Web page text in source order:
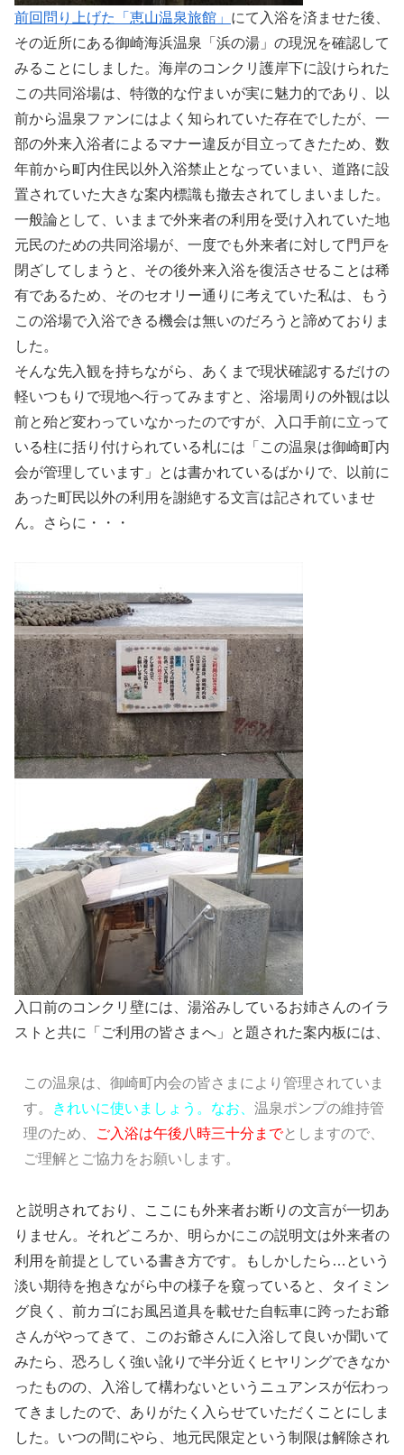
前回問り上げた「恵山温泉旅館」 にて入浴を済ませた後、
その近所にある御崎海浜温泉「浜の湯」の現況を確認して
みることにしました。海岸のコンクリ護岸下に設けられた
この共同浴場は、特徴的な佇まいが実に魅力的であり、以
前から温泉ファンにはよく知られていた存在でしたが、一
部の外来入浴者によるマナー違反が目立ってきたため、数
年前から町内住民以外入浴禁止となっていまい、道路に設
置されていた大きな案内標識も撤去されてしまいました。
一般論として、いままで外来者の利用を受け入れていた地
元民のための共同浴場が、一度でも外来者に対して門戸を
閉ざしてしまうと、その後外来入浴を復活させることは稀
有であるため、そのセオリー通りに考えていた私は、もう
この浴場で入浴できる機会は無いのだろうと諦めておりま
した。
そんな先入観を持ちながら、あくまで現状確認するだけの
軽いつもりで現地へ行ってみますと、浴場周りの外観は以
前と殆ど変わっていなかったのですが、入口手前に立って
いる柱に括り付けられている札には「この温泉は御崎町内
会が管理しています」とは書かれているばかりで、以前に
あった町民以外の利用を謝絶する文言は記されていませ
ん。さらに・・・
入口前のコンクリ壁には、湯浴みしているお姉さんのイラ
ストと共に「ご利用の皆さまへ」と題された案内板には、
この温泉は、御崎町内会の皆さまにより管理されていま
す。
きれいに使いましょう。なお、 温泉ポンプの維持管
理のため、
ご入浴は午後八時三十分までとしますので、
ご理解とご協力をお願いします。
と説明されており、ここにも外来者お断りの文言が一切あ
りません。それどころか、明らかにこの説明文は外来者の
利用を前提としている書き方です。もしかしたら…という
淡い期待を抱きながら中の様子を窺っていると、タイミン
グ良く、前カゴにお風呂道具を載せた自転車に跨ったお爺
さんがやってきて、このお爺さんに入浴して良いか聞いて
みたら、恐ろしく強い訛りで半分近くヒヤリングできなか
ったものの、入浴して構わないというニュアンスが伝わっ
てきましたので、ありがたく入らせていただくことにしま
した。いつの間にやら、地元民限定という制限は解除され